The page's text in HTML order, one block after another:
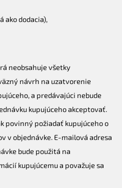
ako dodacia),
neobsahuje všetky
návrh na uzatvorenie
a predávajúci nebude
kupujúceho akceptovať.
povinný požiadať kupujúceho o
v objednávke. E-mailová adresa
bude použitá na
kupujúcemu a považuje sa